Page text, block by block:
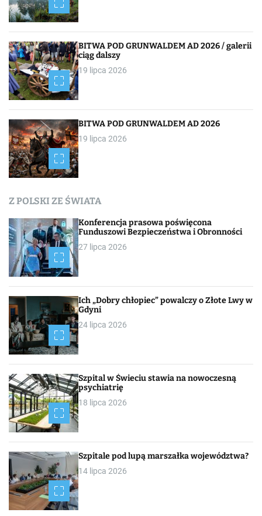
a
p
o
w
p
i
s
a
BITWA POD GRUNWALDEM AD 2026 / galerii
ciąg dalszy
19 lipca 2026
BITWA POD GRUNWALDEM AD 2026
19 lipca 2026
Z POLSKI ZE ŚWIATA
Konferencja prasowa poświęcona
Funduszowi Bezpieczeństwa i Obronności
27 lipca 2026
Ich „Dobry chłopiec” powalczy o Złote Lwy w
Gdyni
24 lipca 2026
Szpital w Świeciu stawia na nowoczesną
psychiatrię
18 lipca 2026
Szpitale pod lupą marszałka województwa?
14 lipca 2026